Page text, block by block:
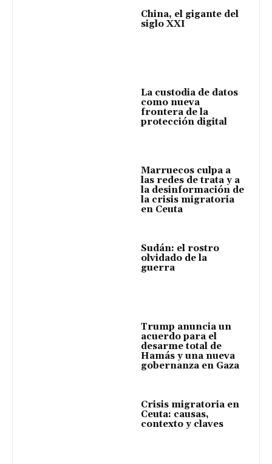
China, el gigante del
siglo XXI
La custodia de datos
como nueva
frontera de la
protección digital
Marruecos culpa a
las redes de trata y a
la desinformación de
la crisis migratoria
en Ceuta
Sudán: el rostro
olvidado de la
guerra
Trump anuncia un
acuerdo para el
desarme total de
Hamás y una nueva
gobernanza en Gaza
Crisis migratoria en
Ceuta: causas,
contexto y claves